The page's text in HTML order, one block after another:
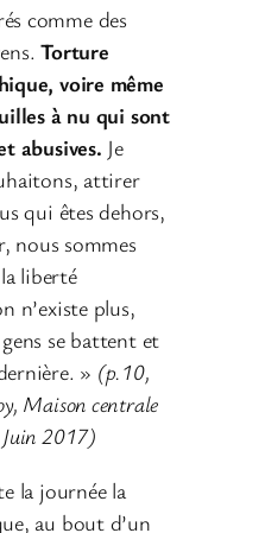
comme des
Torture
voire même
à nu qui sont
abusives. Je
attirer
qui êtes dehors,
nous sommes
liberté
n’existe plus,
se battent et
» (p.10,
Maison centrale
2017)
la journée la
au bout d’un